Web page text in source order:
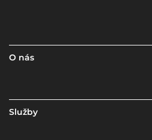
O nás
Služby